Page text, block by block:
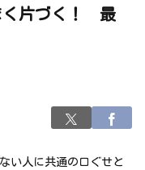
く片づく！ 最
い人に共通の口ぐせと